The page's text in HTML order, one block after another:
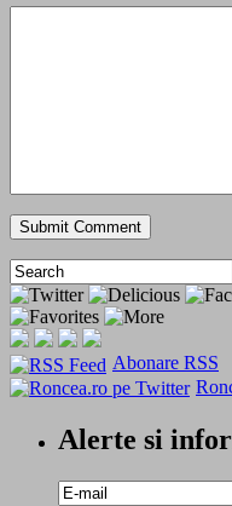
Abonare RSS
Alerte si